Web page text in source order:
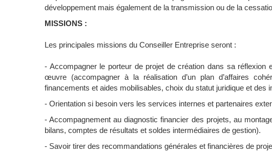
développement mais également de la transmission ou de la
MISSIONS :
Les principales missions du Conseiller Entreprise seront :
- Accompagner le porteur de projet de création dans sa réflexion
œuvre (accompagner à la réalisation d’un plan d’affaires
financements et aides mobilisables, choix du statut juridique et des
- Orientation si besoin vers les services internes et partenaires
- Accompagnement au diagnostic financier des projets, au
bilans, comptes de résultats et soldes intermédiaires de gestion).
- Savoir tirer des recommandations générales et financières de